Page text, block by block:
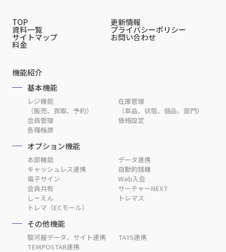
TOP 更新情報
資料一覧 プライバシーポリシー
サイトマップ お問い合わせ
料金
機能紹介
基本機能
レジ機能
（販売、買取、予約）
在庫管理
（単品、状態、個品、部門）
会員管理
価格設定
各種帳票
オプション機能
本部機能
データ連携
キャッシュレス連携
自動釣銭機
電子サイン
Web入会
会員共有
サーチャーNEXT
しーえん
トレマス
トレマ（ECモール）
その他機能
駿河屋データ、サイト連携
TAYS連携
TEMPOSTAR連携